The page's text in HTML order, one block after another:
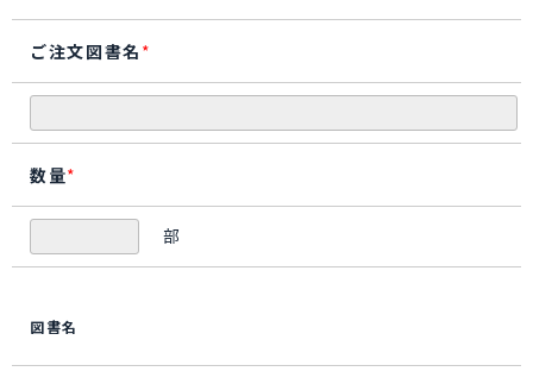
ご注文図書名 *
数量*
部
図書名